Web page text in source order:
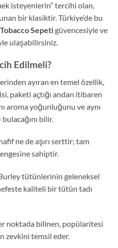
isteyenlerin” tercihi olan,
bir klasiktir. Türkiye’de bu
Tobacco Sepetigüvencesiyle ve
ulaşabilirsiniz.
Edilmeli?
ayıran en temel özellik,
paketi açtığı andan itibaren
aroma yoğunluğunu ve aynı
bilir.
ne de aşırı serttir; tam
sahiptir.
tütünlerinin geleneksel
kaliteli bir tütün tadı
noktada bilinen, popülaritesi
zevkini temsil eder.